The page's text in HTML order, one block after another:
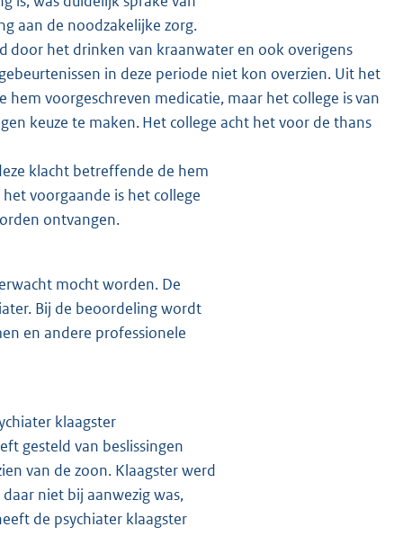
aan de noodzakelijke zorg.
door het drinken van kraanwater en ook overigens
in deze periode niet kon overzien. Uit het
voorgeschreven medicatie, maar het college is van
keuze te maken. Het college acht het voor de thans
klacht betreffende de hem
voorgaande is het college
ontvangen.
mocht worden. De
Bij de beoordeling wordt
en andere professionele
klaagster
gesteld van beslissingen
van de zoon. Klaagster werd
niet bij aanwezig was,
de psychiater klaagster